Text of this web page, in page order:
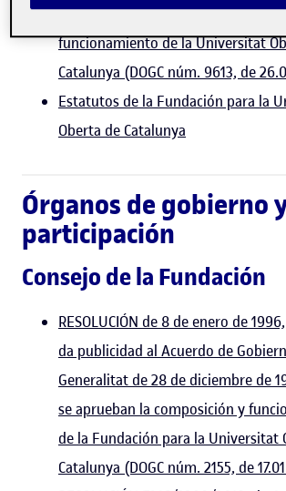
que se aprueban las Normas de
funcionamiento de la Universitat
Catalunya (DOGC núm. 9613, de
Estatutos de la Fundación para la
Oberta de Catalunya
Órganos de gobierno
participación
Consejo de la Fundación
RESOLUCIÓN de 8 de enero de
da publicidad al Acuerdo de
Generalitat de 28 de diciembre de
se aprueban la composición y
de la Fundación para la Universitat
Catalunya (DOGC núm. 2155, de